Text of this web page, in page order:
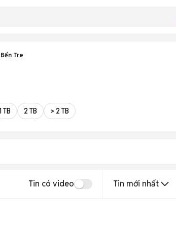
Tre
TB 2 TB > 2 TB
Tin có video Tin mới nhất